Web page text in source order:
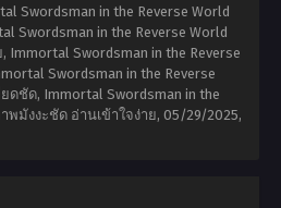
Swordsman in the Reverse World
Swordsman in the Reverse World
Swordsman in the Reverse
Swordsman in the Reverse
ดชัด, Immortal Swordsman in the
พมังงะชัด อ่านเข้าใจง่าย, 05/29/2025,